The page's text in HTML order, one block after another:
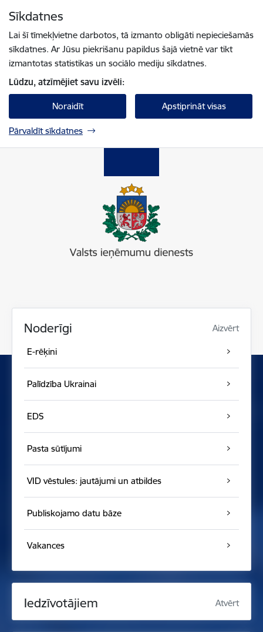
Sīkdatnes
Lai šī tīmekļvietne darbotos, tā izmanto obligāti nepieciešamās
sīkdatnes. Ar Jūsu piekrišanu papildus šajā vietnē var tikt
izmantotas statistikas un sociālo mediju sīkdatnes.
Lūdzu, atzīmējiet savu izvēli:
Noraidīt Apstiprināt visas
Pārvaldīt sīkdatnes
Noderīgi Aizvērt
E-rēķini
Palīdzība Ukrainai
EDS
Pasta sūtījumi
VID vēstules: jautājumi un atbildes
Publiskojamo datu bāze
Vakances
Iedzīvotājiem Atvērt